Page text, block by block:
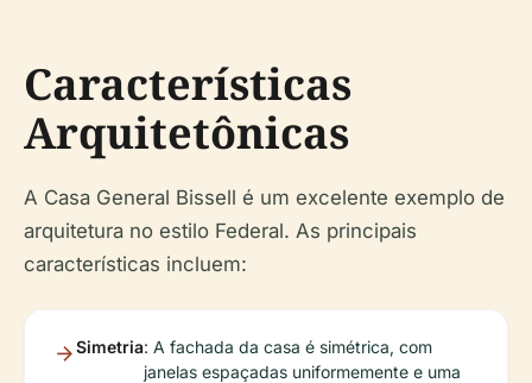
Características
Arquitetônicas
A Casa General Bissell é um excelente exemplo de
arquitetura no estilo Federal. As principais
características incluem:
Simetria: A fachada da casa é simétrica, com
janelas espaçadas uniformemente e uma